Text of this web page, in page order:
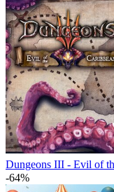
Dungeons III - Evil of
-64%